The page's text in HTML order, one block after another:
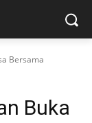
Bersama
Buka